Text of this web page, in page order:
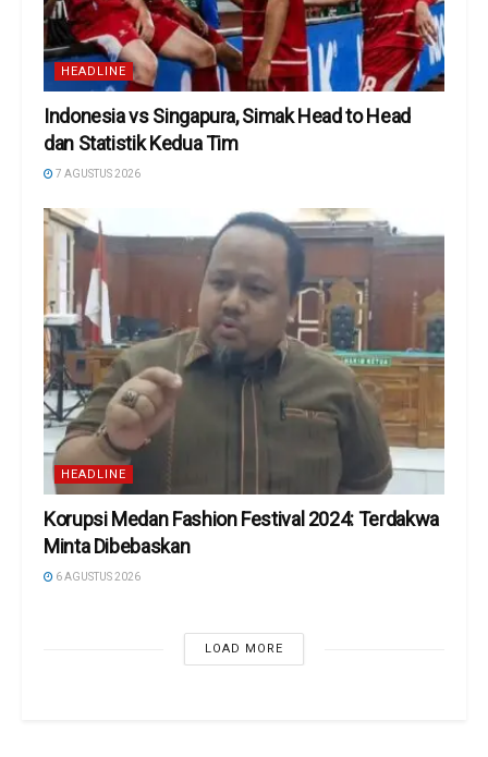
HEADLINE
Indonesia vs Singapura, Simak Head to Head
dan Statistik Kedua Tim
7 AGUSTUS 2026
HEADLINE
Korupsi Medan Fashion Festival 2024: Terdakwa
Minta Dibebaskan
6 AGUSTUS 2026
LOAD MORE